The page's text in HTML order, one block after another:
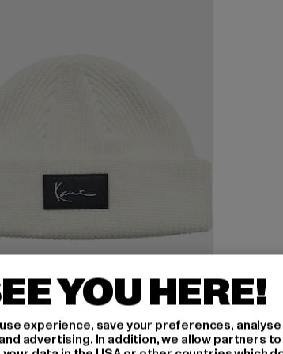
YOU HERE!
experience, save your preferences,
advertising. In addition, we allow partners